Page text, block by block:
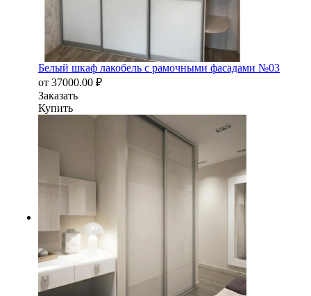
Белый шкаф лакобель с рамочными фасадами №03
от 37000.00 ₽
Заказать
Купить